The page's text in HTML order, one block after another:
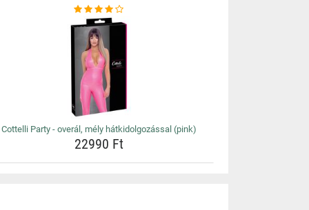
Cottelli Party - overál, mély hátkidolgozással (pink)
22990 Ft